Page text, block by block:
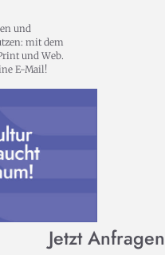
und
mit dem
und Web.
E-Mail!
Jetzt Anfragen